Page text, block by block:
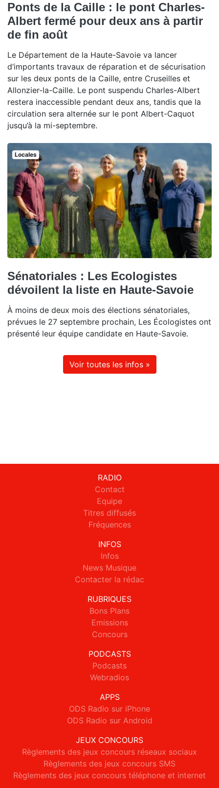
Ponts de la Caille : le pont Charles-
Albert fermé pour deux ans à partir
de fin août
Le Département de la Haute-Savoie va lancer
d’importants travaux de réparation et de sécurisation
sur les deux ponts de la Caille, entre Cruseilles et
Allonzier-la-Caille. Le pont suspendu Charles-Albert
restera inaccessible pendant deux ans, tandis que la
circulation sera alternée sur le pont Albert-Caquot
jusqu’à la mi-septembre.
Locales
Sénatoriales : Les Ecologistes
dévoilent la liste en Haute-Savoie
À moins de deux mois des élections sénatoriales,
prévues le 27 septembre prochain, Les Écologistes ont
présenté leur équipe candidate en Haute-Savoie.
Voir toutes les infos »
RADIO
Contact
Equipe
Titres diffusés
Fréquences
INFOS
Infos
News Musique
Contacter la rédac
RUBRIQUES
Bons Plans
Emissions
Concours
PODCASTS
Podcasts
Webradios
APPS
ODS Radio sur iPhone
ODS Radio sur Android
JEUX CONCOURS
Règlements des jeux concours réseaux sociaux
Règlements des jeux concours SMS
Règlements des jeux concours téléphone et internet